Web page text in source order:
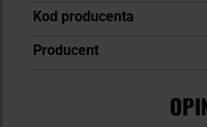
Kod producenta
Producent